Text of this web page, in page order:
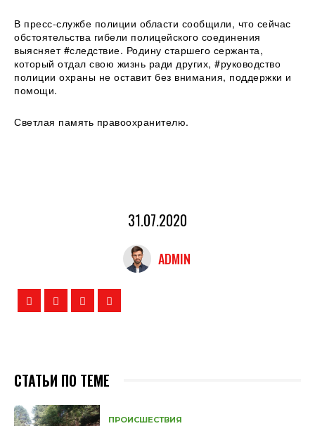
В пресс-службе полиции области сообщили, что сейчас
обстоятельства гибели полицейского соединения
выясняет #следствие. Родину старшего сержанта,
который отдал свою жизнь ради других, #руководство
полиции охраны не оставит без внимания, поддержки и
помощи.
Светлая память правоохранителю.
31.07.2020
ADMIN
СТАТЬИ ПО ТЕМЕ
ПРОИСШЕСТВИЯ